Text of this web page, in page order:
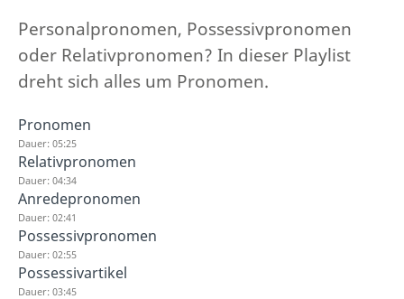
Personalpronomen, Possessivpronomen
oder Relativpronomen? In dieser Playlist
dreht sich alles um Pronomen.
Pronomen
Dauer: 05:25
Relativpronomen
Dauer: 04:34
Anredepronomen
Dauer: 02:41
Possessivpronomen
Dauer: 02:55
Possessivartikel
Dauer: 03:45